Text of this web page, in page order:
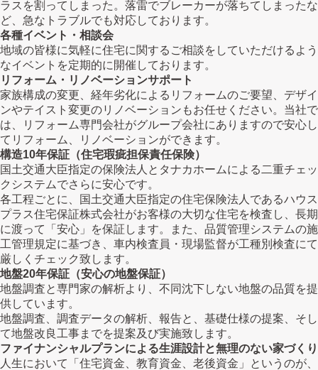
ラスを割ってしまった。落雷でブレーカーが落ちてしまったな
ど、急なトラブルでも対応しております。
各種イベント・相談会
地域の皆様に気軽に住宅に関するご相談をしていただけるよう
なイベントを定期的に開催しております。
リフォーム・リノベーションサポート
家族構成の変更、経年劣化によるリフォームのご要望、デザイ
ンやテイスト変更のリノベーションもお任せください。当社で
は、リフォーム専門会社がグループ会社にありますので安心し
てリフォーム、リノベーションができます。
構造10年保証（住宅瑕疵担保責任保険）
国土交通大臣指定の保険法人とタナカホームによる二重チェッ
クシステムでさらに安心です。
各工程ごとに、国土交通大臣指定の住宅保険法人であるハウス
プラス住宅保証株式会社がお客様の大切な住宅を検査し、長期
に渡って「安心」を保証します。また、品質管理システムの施
工管理規定に基づき、車内検査員・現場監督が工種別検査にて
厳しくチェック致します。
地盤20年保証（安心の地盤保証）
地盤調査と専門家の解析より、不同沈下しない地盤の品質を提
供しています。
地盤調査、調査データの解析、報告と、基礎仕様の提案、そし
て地盤改良工事までを提案及び実施致します。
ファイナンシャルプランによる生涯設計と無理のない家づくり
人生において「住宅資金、教育資金、老後資金」というのが、